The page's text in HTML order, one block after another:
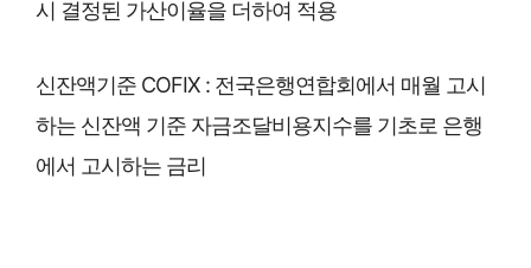
시 결정된 가산이율을 더하여 적용
신잔액기준 COFIX : 전국은행연합회에서 매월 고시
하는 신잔액 기준 자금조달비용지수를 기초로 은행
에서 고시하는 금리